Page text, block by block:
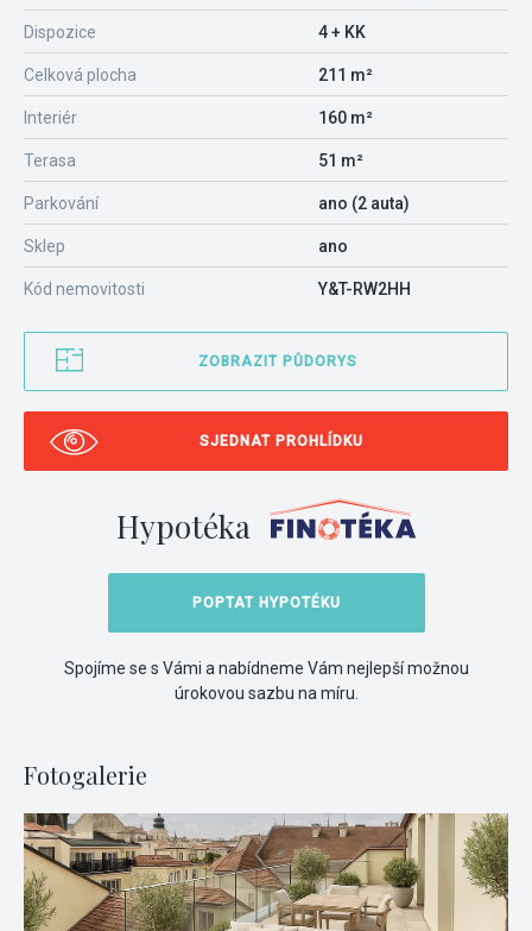
Dispozice 4 + KK
Celková plocha 211 m²
Interiér 160 m²
Terasa 51 m²
Parkování ano (2 auta)
Sklep ano
Kód nemovitosti Y&T-RW2HH
ZOBRAZIT PŮDORYS
SJEDNAT PROHLÍDKU
Hypotéka
POPTAT HYPOTÉKU
Spojíme se s Vámi a nabídneme Vám nejlepší možnou
úrokovou sazbu na míru.
Fotogalerie